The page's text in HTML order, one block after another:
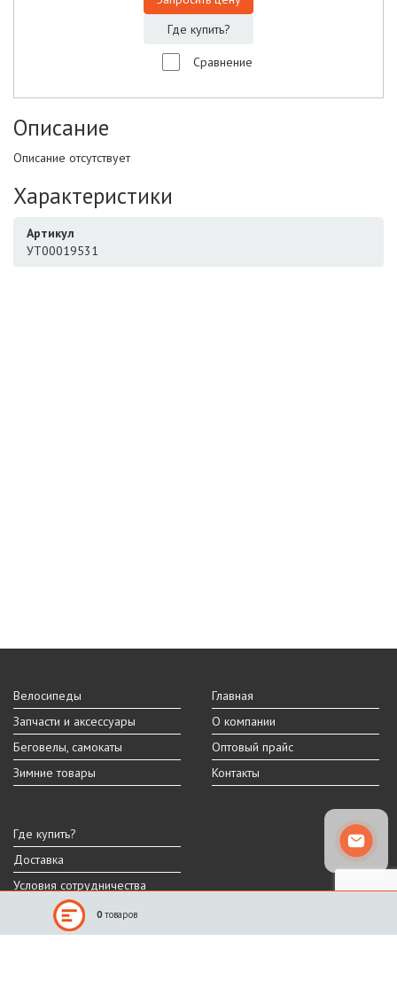
Где купить?
Сравнение
Описание
Описание отсутствует
Характеристики
Артикул
УТ00019531
Велосипеды
Запчасти и аксессуары
Беговелы, самокаты
Зимние товары
Главная
О компании
Оптовый прайс
Контакты
Где купить?
Доставка
Условия сотрудничества
Реальный внешний вид и технические характеристики товара могут
0 товаров